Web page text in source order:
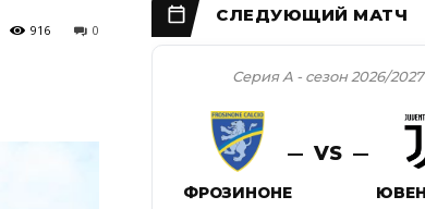
0
916
Серия А - сезон 2026/2027
ФРОЗИНОНЕ
VS